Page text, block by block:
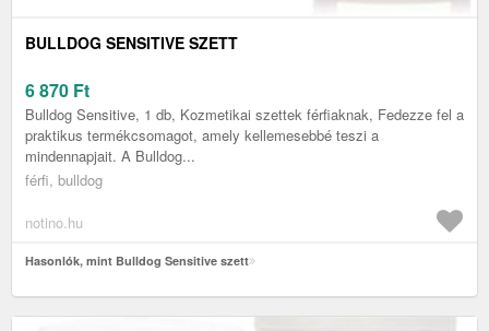
BULLDOG SENSITIVE SZETT
6 870 Ft
Bulldog Sensitive, 1 db, Kozmetikai szettek férfiaknak, Fedezze fel a
praktikus termékcsomagot, amely kellemesebbé teszi a
mindennapjait. A Bulldog...
férfi, bulldog
notino.hu
Hasonlók, mint Bulldog Sensitive szett